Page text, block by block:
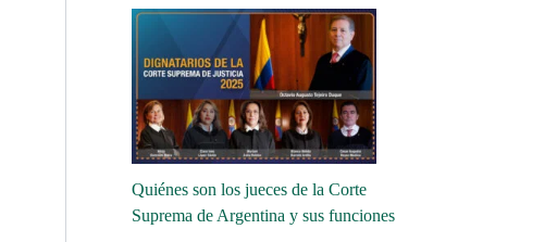
Quiénes son los jueces de la Corte
Suprema de Argentina y sus funciones